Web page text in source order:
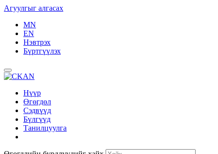
Агуулгыг алгасах
MN
EN
Нэвтрэх
Бүртгүүлэх
Нүүр
Өгөгдөл
Сэдвүүд
Бүлгүүд
Танилцуулга